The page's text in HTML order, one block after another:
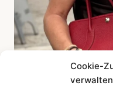
Cookie-
verwalten